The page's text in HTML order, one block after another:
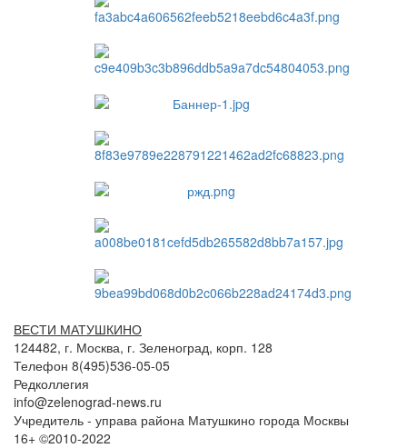
ВЕСТИ МАТУШКИНО
124482, г. Москва, г. Зеленоград, корп. 128
Телефон 8(495)536-05-05
Редколлегия
info@zelenograd-news.ru
Учредитель - управа района Матушкино города Москвы
16+ ©2010-2022